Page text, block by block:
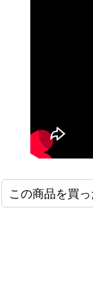
この商品を買